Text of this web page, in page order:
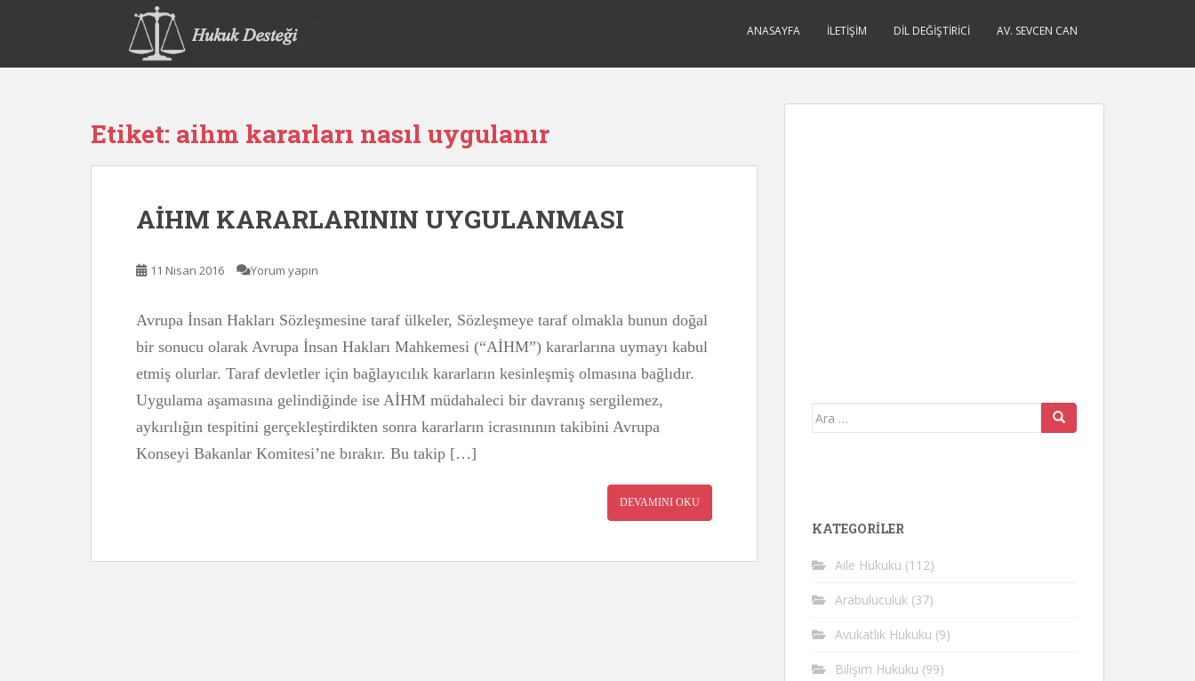
p
ANASAYFA İLETIŞIM DIL DEĞIŞTIRICI AV. SEVCEN CAN
Etiket: aihm kararları nasıl uygulanır
AİHM KARARLARININ UYGULANMASI
11 Nisan 2016 Yorum yapın
Avrupa İnsan Hakları Sözleşmesine taraf ülkeler, Sözleşmeye taraf olmakla bunun doğal
bir sonucu olarak Avrupa İnsan Hakları Mahkemesi (“AİHM”) kararlarına uymayı kabul
etmiş olurlar. Taraf devletler için bağlayıcılık kararların kesinleşmiş olmasına bağlıdır.
Uygulama aşamasına gelindiğinde ise AİHM müdahaleci bir davranış sergilemez,
aykırılığın tespitini gerçekleştirdikten sonra kararların icrasınının takibini Avrupa
Konseyi Bakanlar Komitesi’ne bırakır. Bu takip […]
DEVAMINI OKU
Arama
KATEGORİLER
Aile Hukuku (112)
Arabuluculuk (37)
Avukatlık Hukuku (9)
Bilişim Hukuku (99)